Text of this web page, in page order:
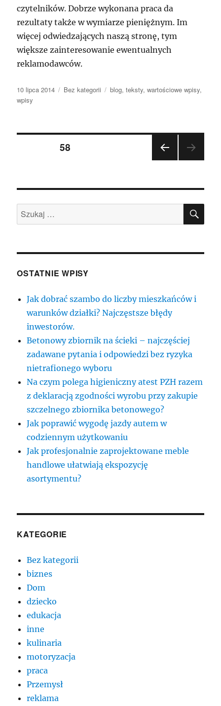
czytelników. Dobrze wykonana praca da
rezultaty także w wymiarze pieniężnym. Im
więcej odwiedzających naszą stronę, tym
większe zainteresowanie ewentualnych
reklamodawców.
Data
publikacji
10 lipca 2014 Kategorie
Bez kategorii Tagi
blog,teksty,wartościowe wpisy,
wpisy
Nawigacja
wpisach
STR
ONA
STRONA58
Szukaj:
OSTATNIE WPISY
Jak dobrać szambo do liczby mieszkańców i
warunków działki? Najczęstsze błędy
inwestorów.
Betonowy zbiornik na ścieki – najczęściej
zadawane pytania i odpowiedzi bez ryzyka
nietrafionego wyboru
Na czym polega higieniczny atest PZH razem
z deklaracją zgodności wyrobu przy zakupie
szczelnego zbiornika betonowego?
Jak poprawić wygodę jazdy autem w
codziennym użytkowaniu
Jak profesjonalnie zaprojektowane meble
handlowe ułatwiają ekspozycję
asortymentu?
KATEGORIE
Bez kategorii
biznes
Dom
dziecko
edukacja
inne
kulinaria
motoryzacja
praca
Przemysł
reklama